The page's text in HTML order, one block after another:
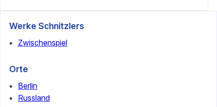
Werke Schnitzlers
Zwischenspiel
Orte
Berlin
Russland